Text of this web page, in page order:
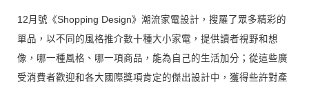
12月號《Shopping Design》潮流家電設計，搜羅了眾多精彩的
單品，以不同的風格推介數十種大小家電，提供讀者視野和想
像，哪一種風格、哪一項商品，能為自己的生活加分；從這些廣
受消費者歡迎和各大國際獎項肯定的傑出設計中，獲得些許對產